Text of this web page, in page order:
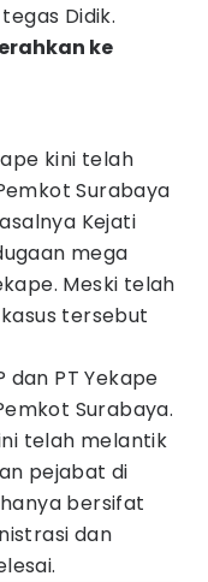
tegas Didik.
ke
kini telah
Surabaya
Kejati
mega
Meski telah
tersebut
dan PT Yekape
Surabaya.
telah melantik
pejabat di
bersifat
dan